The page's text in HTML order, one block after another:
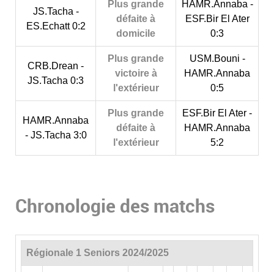
JS.Tacha -
ES.Echatt 0:2
Plus grande
défaite à
domicile
HAMR.Annaba -
ESF.Bir El Ater
0:3
CRB.Drean -
JS.Tacha 0:3
Plus grande
victoire à
l'extérieur
USM.Bouni -
HAMR.Annaba
0:5
HAMR.Annaba
- JS.Tacha 3:0
Plus grande
défaite à
l'extérieur
ESF.Bir El Ater -
HAMR.Annaba
5:2
Chronologie des matchs
Régionale 1 Seniors 2024/2025